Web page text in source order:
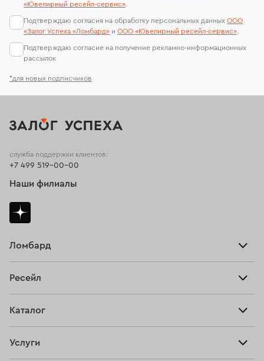
*для новых подписчиков
«Ювелирный ресейл-сервиc».
Подтверждаю согласия на обработку персональных данных ООО
«Залог Успеха «Ломбард» и ООО «Ювелирный ресейл-сервиc».
Подтверждаю согласие на получение рекламно-информационных
рассылок
Ломбард
Тарифы
Ресейл
Купить
Каталог
Услуги
служба поддержки клиентов:
+7 499 519-00-00
Наши филиалы